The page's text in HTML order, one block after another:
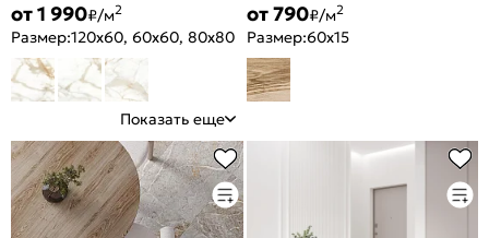
от 1 990₽/м2
Размер:120x60, 60x60, 80x80
Показать еще
от 790₽/м2
Размер:60x15